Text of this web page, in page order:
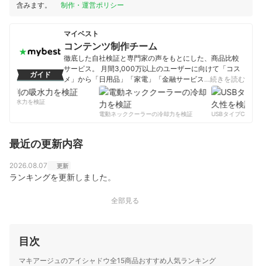
含みます。
制作・運営ポリシー
ガイド
マイベスト
コンテンツ制作チーム
徹底した自社検証と専門家の声をもとにした、商品比較
サービス。 月間3,000万以上のユーザーに向けて「コス
メ」から「日用品」「家電」「金融サービス」まで、ベ
ストな商品を選んでもらうために、毎日コンテンツを制
コンテンツ制作チームのプロフィール
…続きを読む
吸水力を検証
電動ネッククーラーの冷却力を検証
USBタイプCケーブ
最近の更新内容
2026.08.07 更新
ランキングを更新しました。
全部見る
目次
マキアージュのアイシャドウ全15商品おすすめ人気ランキング